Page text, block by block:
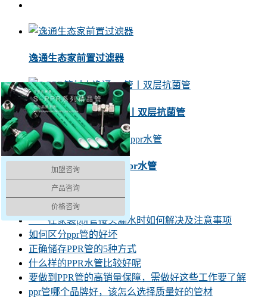
逸通生态家前置过滤器
S-PPR管材丨逸通ppr管丨双层抗菌管
S-PPR丝堵丨抗菌管丨ppr水管
水管讲堂
在家装ppr管接头漏水时如何解决及注意事项
如何区分ppr管的好坏
正确储存PPR管的5种方式
什么样的PPR水管比较好呢
要做到PPR管的高销量保障，需做好这些工作要了解
ppr管哪个品牌好，该怎么选择质量好的管材
加盟咨询
产品咨询
价格咨询